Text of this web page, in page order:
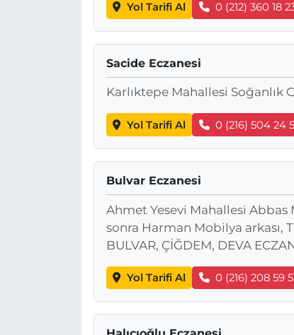
Yol Tarifi Al 0 (212) 360 18
Sacide Eczanesi
Karlıktepe Mahallesi Soğanlık
Yol Tarifi Al 0 (216) 504 24
Bulvar Eczanesi
Ahmet Yesevi Mahallesi
sonra Harman Mobilya arkası,
BULVAR, ÇİĞDEM, DEVA
Yol Tarifi Al 0 (216) 208 59